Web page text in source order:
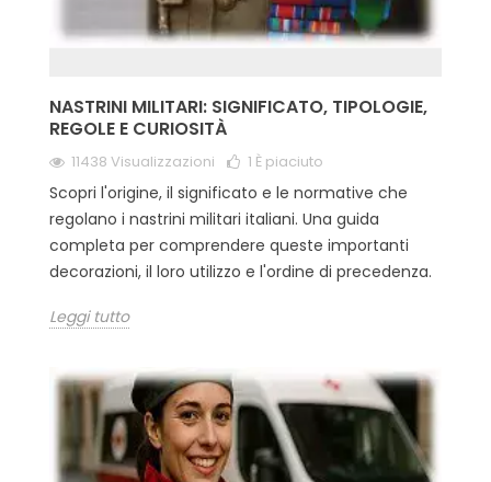
NASTRINI MILITARI: SIGNIFICATO, TIPOLOGIE,
REGOLE E CURIOSITÀ
11438 Visualizzazioni 1 È piaciuto
Scopri l'origine, il significato e le normative che
regolano i nastrini militari italiani. Una guida
completa per comprendere queste importanti
decorazioni, il loro utilizzo e l'ordine di precedenza.
Leggi tutto